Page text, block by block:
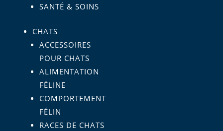
SANTÉ & SOINS
CHATS
ACCESSOIRES
POUR CHATS
ALIMENTATION
FÉLINE
COMPORTEMENT
FÉLIN
RACES DE CHATS